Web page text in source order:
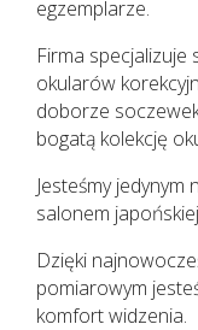
egzemplarze.
Firma
okularów
doborze
bogatą kolekcję
Jesteśmy
salonem
Dzięki
pomiarowym
komfort widzenia.